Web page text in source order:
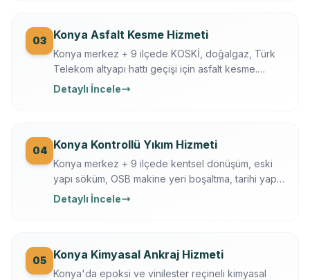
03 Konya Asfalt Kesme Hizmeti
Konya merkez + 9 ilçede KOSKİ, doğalgaz, Türk
Telekom altyapı hattı geçişi için asfalt kesme.
Husqvarna FS 7000, gece çalışma, trafik düzeni.
Detaylı İncele
04 Konya Kontrollü Yıkım Hizmeti
Konya merkez + 9 ilçede kentsel dönüşüm, eski
yapı söküm, OSB makine yeri boşaltma, tarihi yapı
kısmi yıkım. İş güvenliği + sigortalı operasyon,
Detaylı İncele
05 Konya Kimyasal Ankraj Hizmeti
Konya'da epoksi ve vinilester reçineli kimyasal